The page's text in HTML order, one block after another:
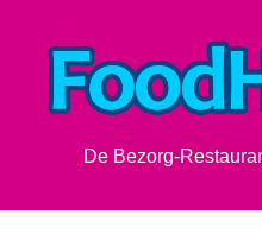
De Bezorg-